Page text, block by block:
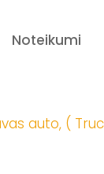
Noteikumi
auto, (